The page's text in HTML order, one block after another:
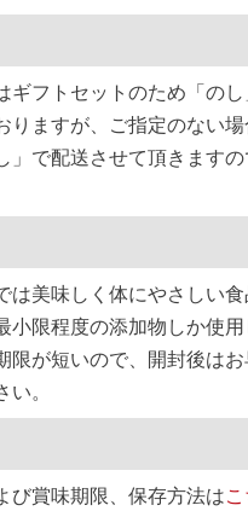
ギフトセットのため「の
りますが、ご指定のない
」で配送させて頂きます
は美味しく体にやさしい
小限程度の添加物しか使
限が短いので、開封後は
い。
び賞味期限、保存方法は